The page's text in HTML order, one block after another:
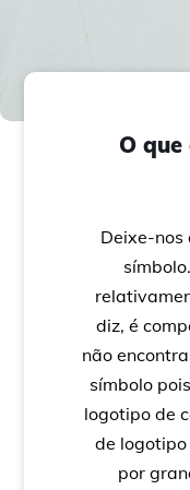
O
Deixe-nos
diz, é
não
símbolo
logotipo de
de
por